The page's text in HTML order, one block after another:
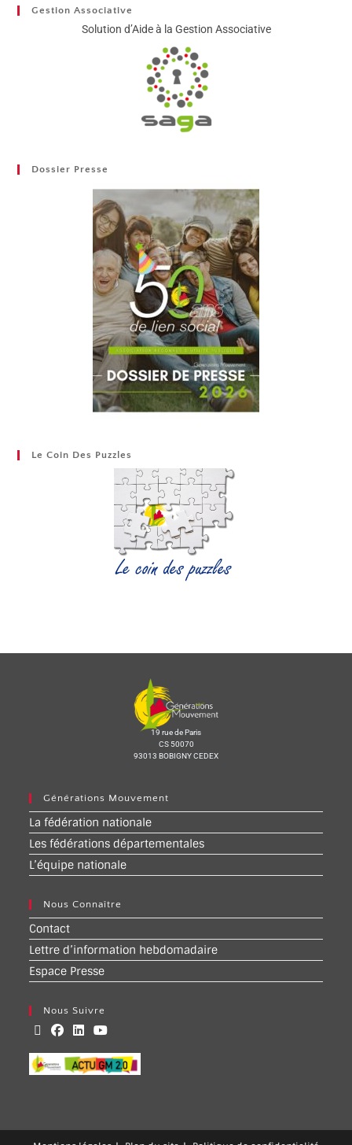
Gestion Associative
Solution d’Aide à la Gestion Associative
Dossier Presse
Le Coin Des Puzzles
19 rue de Paris
CS 50070
93013 BOBIGNY CEDEX
Générations Mouvement
La fédération nationale
Les fédérations départementales
L’équipe nationale
Nous Connaître
Contact
Lettre d’information hebdomadaire
Espace Presse
Nous Suivre